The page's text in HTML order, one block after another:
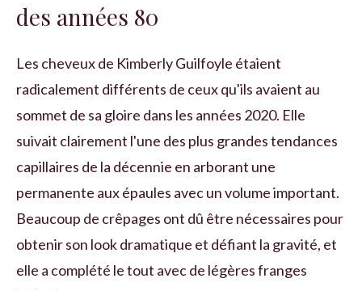
des années 80
Les cheveux de Kimberly Guilfoyle étaient
radicalement différents de ceux qu'ils avaient au
sommet de sa gloire dans les années 2020. Elle
suivait clairement l'une des plus grandes tendances
capillaires de la décennie en arborant une
permanente aux épaules avec un volume important.
Beaucoup de crêpages ont dû être nécessaires pour
obtenir son look dramatique et défiant la gravité, et
elle a complété le tout avec de légères franges